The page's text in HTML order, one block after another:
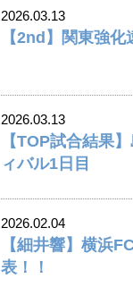
2026.03.13
【2nd】関東強化
2026.03.13
【TOP試合結果
ィバル1日目
2026.02.04
【細井響】横浜
表！！